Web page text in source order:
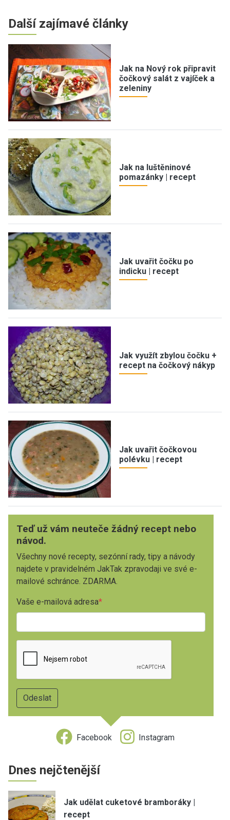
Další zajímavé články
Jak na Nový rok připravit
čočkový salát z vajíček a
zeleniny
Jak na luštěninové
pomazánky | recept
Jak uvařit čočku po
indicku | recept
Jak využít zbylou čočku +
recept na čočkový nákyp
Jak uvařit čočkovou
polévku | recept
Teď už vám neuteče žádný recept nebo
návod.
Všechny nové recepty, sezónní rady, tipy a návody
najdete v pravidelném JakTak zpravodaji ve své e-
mailové schránce. ZDARMA.
Vaše e-mailová adresa
Facebook Instagram
Dnes nejčtenější
Jak udělat cuketové bramboráky |
recept